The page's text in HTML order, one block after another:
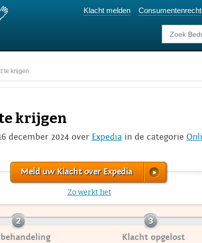
Klacht melden Consumentenrecht
te krijgen
krijgen
december 2024 over Expedia in de categorie
Meld uw Klacht over Expedia
Zo werkt het
Klacht opgelost